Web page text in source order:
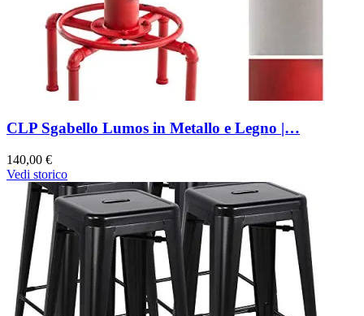
CLP Sgabello Lumos in Metallo e Legno |…
140,00 €
Vedi storico